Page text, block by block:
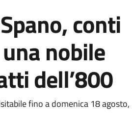
conti
nobile
dell’800
fino a domenica 18 agosto,